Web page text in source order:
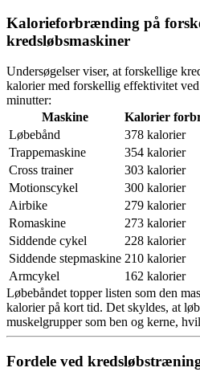
Kalorieforbrænding på
kredsløbsmaskiner
Undersøgelser viser, at forskellige
kalorier med forskellig effektivitet
minutter:
Maskine
Kalorier
Løbebånd
378 kalorier
Trappemaskine
354 kalorier
Cross trainer
303 kalorier
Motionscykel
300 kalorier
Airbike
279 kalorier
Romaskine
273 kalorier
Siddende cykel
228 kalorier
Siddende stepmaskine 210 kalorier
Armcykel
162 kalorier
Løbebåndet topper listen som den
kalorier på kort tid. Det skyldes, at
muskelgrupper som ben og kerne,
Fordele ved